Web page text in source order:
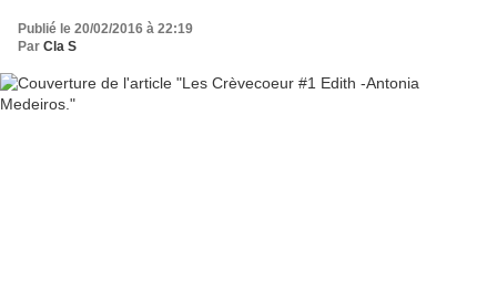
Publié le 20/02/2016 à 22:19
Par Cla S